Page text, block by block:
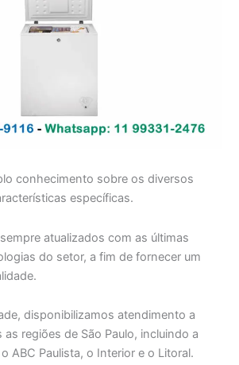
conhecimento sobre os diversos
específicas.
atualizados com as últimas
do setor, a fim de fornecer um
disponibilizamos atendimento a
regiões de São Paulo, incluindo a
ABC Paulista, o Interior e o Litoral.